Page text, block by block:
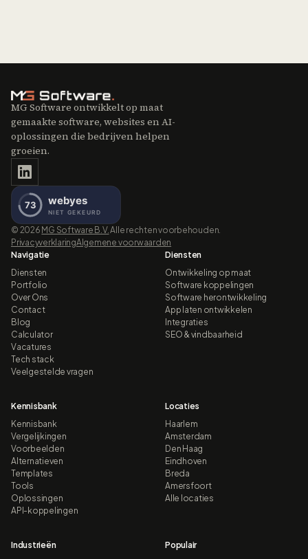
MG Software ontwikkelt op maat
gemaakte software, websites en AI-
oplossingen die bedrijven helpen
groeien.
© 2026 MG Software B.V.Alle rechten voorbehouden.
PrivacyverklaringAlgemene voorwaarden
Navigatie
Diensten
Portfolio
Over Ons
Contact
Blog
Calculator
Vacatures
Tech stack
Veelgestelde vragen
Diensten
Ontwikkeling op maat
Software koppelingen
Software herontwikkeling
App laten ontwikkelen
Integraties
SEO & vindbaarheid
Kennisbank
Kennisbank
Vergelijkingen
Voorbeelden
Alternatieven
Templates
Tools
Oplossingen
API-koppelingen
Locaties
Haarlem
Amsterdam
Den Haag
Eindhoven
Breda
Amersfoort
Alle locaties
Industrieën
Populair